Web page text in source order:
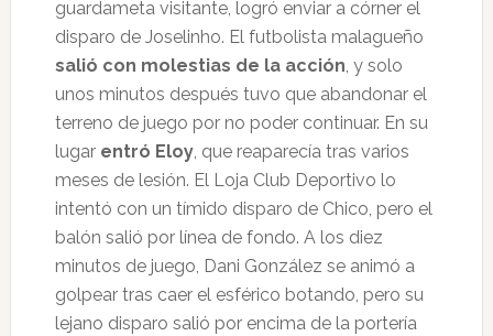
guardameta visitante, logró enviar a córner el
disparo de Joselinho. El futbolista malagueño
salió con molestias de la acción, y solo
unos minutos después tuvo que abandonar el
terreno de juego por no poder continuar. En su
lugar entró Eloy, que reaparecía tras varios
meses de lesión. El Loja Club Deportivo lo
intentó con un tímido disparo de Chico, pero el
balón salió por línea de fondo. A los diez
minutos de juego, Dani González se animó a
golpear tras caer el esférico botando, pero su
lejano disparo salió por encima de la portería